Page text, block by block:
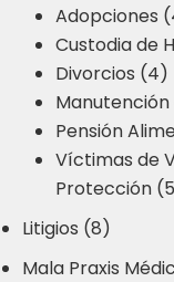
Adopciones
Custodia de
Divorcios (4)
Manutención
Pensión
Víctimas de
Protección
Litigios (8)
Mala Praxis